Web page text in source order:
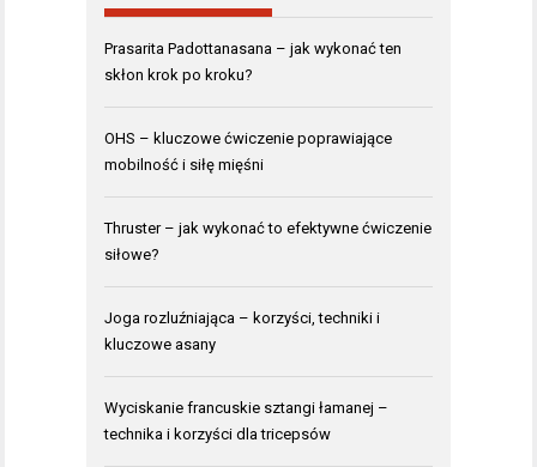
Prasarita Padottanasana – jak wykonać ten
skłon krok po kroku?
OHS – kluczowe ćwiczenie poprawiające
mobilność i siłę mięśni
Thruster – jak wykonać to efektywne ćwiczenie
siłowe?
Joga rozluźniająca – korzyści, techniki i
kluczowe asany
Wyciskanie francuskie sztangi łamanej –
technika i korzyści dla tricepsów